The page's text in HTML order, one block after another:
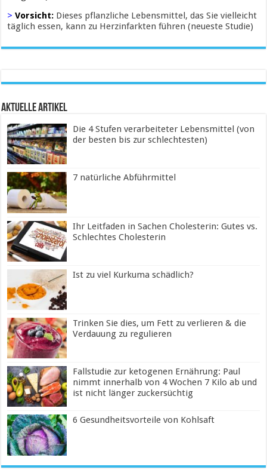
> Vorsicht: Dieses pflanzliche Lebensmittel, das Sie vielleicht
täglich essen, kann zu Herzinfarkten führen (neueste Studie)
Aktuelle Artikel
Die 4 Stufen verarbeiteter Lebensmittel (von
der besten bis zur schlechtesten)
7 natürliche Abführmittel
Ihr Leitfaden in Sachen Cholesterin: Gutes vs.
Schlechtes Cholesterin
Ist zu viel Kurkuma schädlich?
Trinken Sie dies, um Fett zu verlieren & die
Verdauung zu regulieren
Fallstudie zur ketogenen Ernährung: Paul
nimmt innerhalb von 4 Wochen 7 Kilo ab und
ist nicht länger zuckersüchtig
6 Gesundheitsvorteile von Kohlsaft